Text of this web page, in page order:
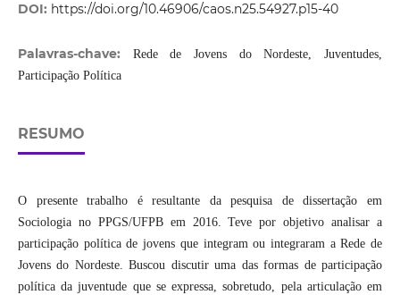
DOI: https://doi.org/10.46906/caos.n25.54927.p15-40
Palavras-chave:
Rede de Jovens do Nordeste, Juventudes,
Participação Política
RESUMO
O presente trabalho é resultante da pesquisa de dissertação em
Sociologia no PPGS/UFPB em 2016. Teve por objetivo analisar a
participação política de jovens que integram ou integraram a Rede de
Jovens do Nordeste. Buscou discutir uma das formas de participação
política da juventude que se expressa, sobretudo, pela articulação em